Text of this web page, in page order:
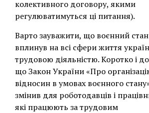
колективного договору, якими
регулюватимуться ці питання).
Варто зауважити, що воєнний
вплинув на всі сфери життя
трудовою діяльністю. Коротко і
що Закон України «Про
відносин в умовах воєнного
змінив для роботодавців і
які працюють за трудовим